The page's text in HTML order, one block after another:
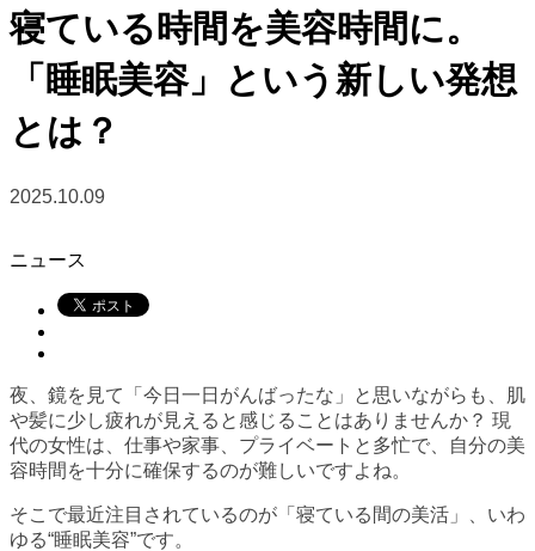
寝ている時間を美容時間に。
「睡眠美容」という新しい発想
とは？
2025.10.09
ニュース
夜、鏡を見て「今日一日がんばったな」と思いながらも、肌
や髪に少し疲れが見えると感じることはありませんか？ 現
代の女性は、仕事や家事、プライベートと多忙で、自分の美
容時間を十分に確保するのが難しいですよね。
そこで最近注目されているのが「寝ている間の美活」、いわ
ゆる“睡眠美容”です。